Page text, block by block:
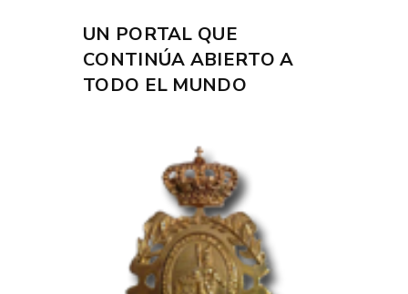
UN PORTAL QUE
CONTINÚA ABIERTO A
TODO EL MUNDO